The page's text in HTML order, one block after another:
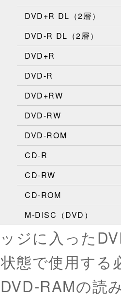
DVD+R DL（2層）
DVD-R DL（2層）
DVD+R
DVD-R
DVD+RW
DVD-RW
DVD-ROM
CD-R
CD-RW
CD-ROM
M-DISC（DVD）
ジに入った
態で使用する
RAMの読